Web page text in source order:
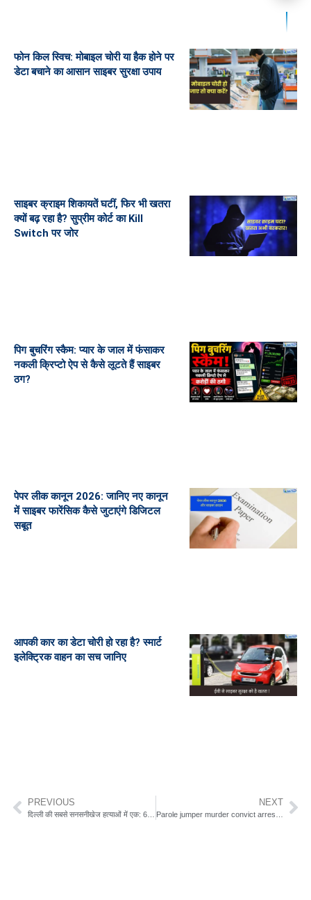
फोन किल स्विच: मोबाइल चोरी या हैक होने पर
डेटा बचाने का आसान साइबर सुरक्षा उपाय
साइबर क्राइम शिकायतें घटीं, फिर भी खतरा
क्यों बढ़ रहा है? सुप्रीम कोर्ट का Kill
Switch पर जोर
पिग बुचरिंग स्कैम: प्यार के जाल में फंसाकर
नकली क्रिप्टो ऐप से कैसे लूटते हैं साइबर
ठग?
पेपर लीक कानून 2026: जानिए नए कानून
में साइबर फारेंसिक कैसे जुटाएंगे डिजिटल
सबूत
आपकी कार का डेटा चोरी हो रहा है? स्मार्ट
इलेक्ट्रिक वाहन का सच जानिए
PREVIOUS NEXT